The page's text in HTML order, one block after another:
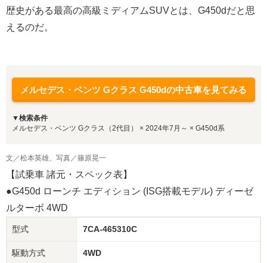
歴史がある最高の高級ミディアムSUVとは、G450dだと思
えるのだ。
メルセデス・ベンツ Gクラス G450dの中古車を見てみる
▼検索条件
メルセデス・ベンツ Gクラス（2代目） × 2024年7月～ × G450d系
文／松本英雄、写真／篠原晃一
【試乗車 諸元・スペック表】
●G450d ローンチ エディション (ISG搭載モデル) ディーゼ
ルターボ 4WD
型式 7CA-465310C
駆動方式 4WD